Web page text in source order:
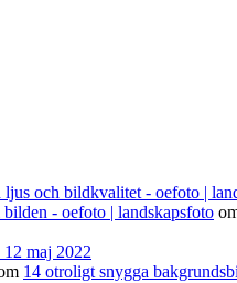
och bildkvalitet - oefoto |
- oefoto | landskapsfoto
12 maj 2022
14 otroligt snygga